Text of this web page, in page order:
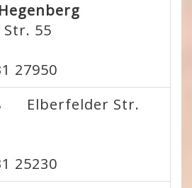
55
27950
Elberfelder Str.
25230